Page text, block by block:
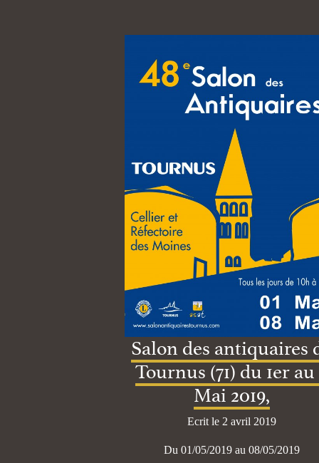
Salon des antiquaires
Tournus (71) du 1er au
Mai 2019,
Ecrit le 2 avril 2019
Du 01/05/2019 au 08/05/2019